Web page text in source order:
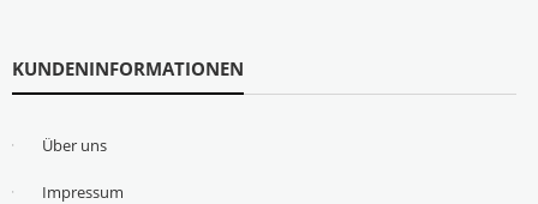
KUNDENINFORMATIONEN
Über uns
Impressum